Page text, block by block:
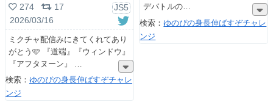
274 17
JS5
2026/03/16
ミクチャ配信みにきてくれてあり
がとう🩷 『道端』『ウィンドウ』
『アフタヌーン』
検索： ゆのぴの身長伸ばすぞチャレ
ンジ
デバトルの
検索：ゆのぴの身長伸ばすぞチャレ
ンジ